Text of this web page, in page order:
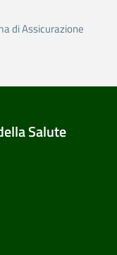
di Assicurazione
Salute